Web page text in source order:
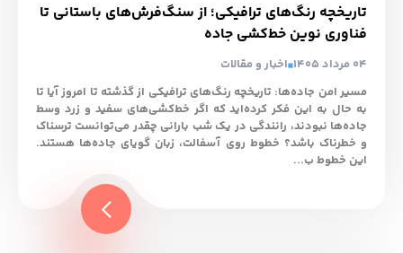
تاریخچه رنگ‌های ترافیکی؛ از سنگ‌فرش‌های باستانی تا
فناوری نوین خط‌کشی جاده
04 مرداد 1405
اخبار و مقالات
مسیر امن جاده‌ها: تاریخچه رنگ‌های ترافیکی از گذشته تا امروز آیا تا
به حال به این فکر کرده‌اید که اگر خط‌کشی‌های سفید و زرد وسط
جاده‌ها نبودند، رانندگی در یک شب بارانی چقدر می‌توانست ترسناک
و خطرناک باشد؟ خطوط روی آسفالت، زبان گویای جاده‌ها هستند.
این خطوط ب...